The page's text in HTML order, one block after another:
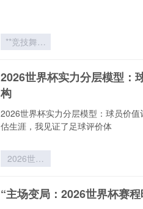
**竞技舞台
构：2026
世界杯的场
2026世界杯实力分层模型：
构
2026世界杯实力分层模型：球员价
估生涯，我见证了足球评价体
2026世界
价值评估的
“主场变局：2026世界杯赛